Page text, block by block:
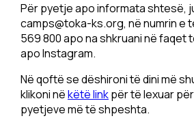
Për pyetje apo informata shtesë,
camps@toka-ks.org, në numrin e
569 800 apo na shkruani në faqet
apo Instagram.
Në qoftë se dëshironi të dini më
klikoni nëkëtë linkpër të lexuar
pyetjeve më të shpeshta.